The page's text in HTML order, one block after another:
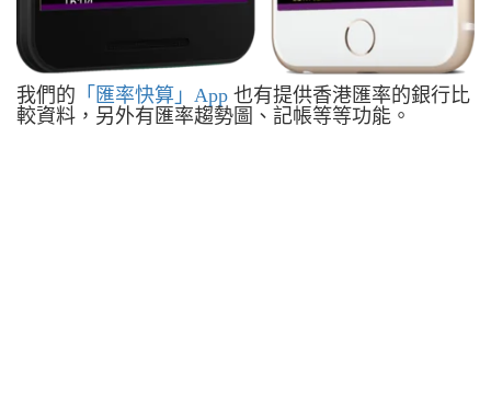
我們的 「匯率快算」App 也有提供香港匯率的銀行比
較資料，另外有匯率趨勢圖、記帳等等功能。